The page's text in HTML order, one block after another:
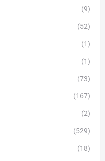
(9)
(52)
(1)
(1)
(73)
(167)
(2)
(529)
(18)